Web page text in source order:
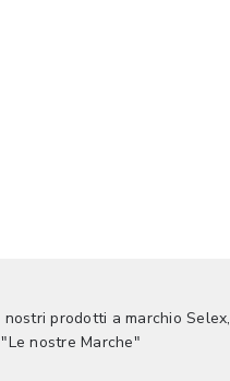
prodotti a marchio
nostre Marche"